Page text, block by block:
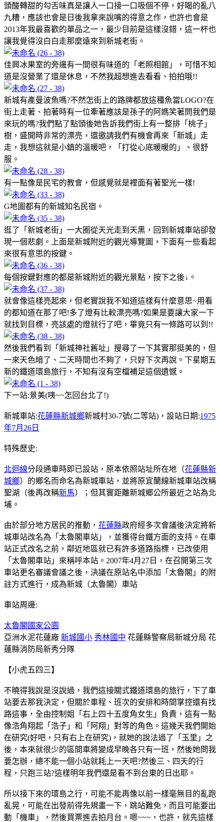
頭酸轉甜的勾舌味真是讓人一口接一口吸個不停，好喝的亂八
九糟，應該也會是日後我拿來說嘴的得意之作，也許也會是
2013年我最喜歡的單品之一，最少目前是這樣沒錯，這一杯也
讓我覺得沒白白走那麼遠來到新城老街。
佳興冰果室的旁邊有一間很有味道的「老照相館」，可惜不知
道是沒營業了還是休息，不然我超想進去看看、拍拍哦!!
新城有產曼波魚嗎?不然怎街上的路牌都放這種魚當LOGO?在
街上走著、拍著時有一位牽著應該是孫子的阿媽笑著問我們是
來玩的嗎?我們點了點頭後她告訴我們街上有一整排「桃子」
樹，盛開時非常的漂亮，還邀請我們有機會再來「新城」走
走，我想這就是小鎮的溫暖吧，「打從心底暖暖的」、很舒
服。
有一點像是民宅的教會，但感覺就是裡面有著聖光一樣!
G地圖都有的新城知名民宿。
逛了「新城老街」一大圈從天光走到天黑，回到新城車站卻發
現一個悲劇。上面是新城附近的觀光導覽圖，下面有一些看起
來很有意思的按鍵。
每個按鍵對應的都是新城附近的觀光景點，按下之後↓。
就會像這樣亮起來，但老實說我不知道這樣有什麼意思~用看
的都知道在那了吧!多了燈有比較漂亮嗎?如果是要讓大家一下
就找到目標，亮該處的燈就行了吧，畢竟只有一條路可以到!!
然後我們看到「新城神社舊址」搜尋了一下其實那挺美的，但
一來天色暗了、二天時間也不夠了，只好下次再說。下星期五
新的鐵道環島旅行，不知有沒有空檔補足這個遺憾。
下一站:景美(咦~~怎回台北了!)
新城車站:花蓮縣新城鄉新城村30-7號(二等站)，設站日期:1975
年7月26日
特殊歷史:
北迴線分段通車時即已設站，原本依照站址所在地（花蓮縣新
城鄉）的鄉名而命名為新城車站，並將原宜蘭線新城車站改稱
聖湖（後再改稱新馬）；但其實距離新城鄉公所最近之站為北
埔。
由於部分地方居民的推動， 花蓮縣政府經多次會議後決定將新
城車站改名為「太魯閣車站」，並獲得台鐵方面的支持。在車
站正式改名之前，鄰近地區就已有許多道路指標，已改使用
「太魯閣車站」來稱呼本站。2007年4月27日，在召開第三次
車站更名審議會議之後，決議在原站名中添加「太魯閣」的附
註方式進行，成為新城（太魯閣）車站
車站周邊:
太魯閣國家公園
亞洲水泥花蓮廠 新城國小 秀林國中 花蓮縣警察局新城分局 花
蓮縣消防局新秀分隊
【小虎五四三】
不曉得我說是沒說過，我們這接關式鐵道環島的旅行，下了車
站要去那我決定，但關於車程、班次的安排和時間掌控還有找
路這事，全由控制姐「右上四十五度角女生」負責，這有一點
像浩角翔起「浩子」和「阿翔」對等的角色。這幾天我們開始
在研究(好吧，只有右上在研究)，就她的說法過了「玉里」之
後，本來就很少的區間車將變成早晚各只有一班，然後她問我
要怎辦，總不能一個小站就耗上一天吧?然後三、四天的行
程，只跑三站?這樣明年我們還是看不到台東的日出耶。
所以接下來的環島之行，可能不能再像以前一樣毫無目的亂跑
亂晃，可能在出發前得先規畫一下，跳站難免，而且可能要出
動「機車」，然後買票進去拍月台。嗯~~~，也許，就先這樣